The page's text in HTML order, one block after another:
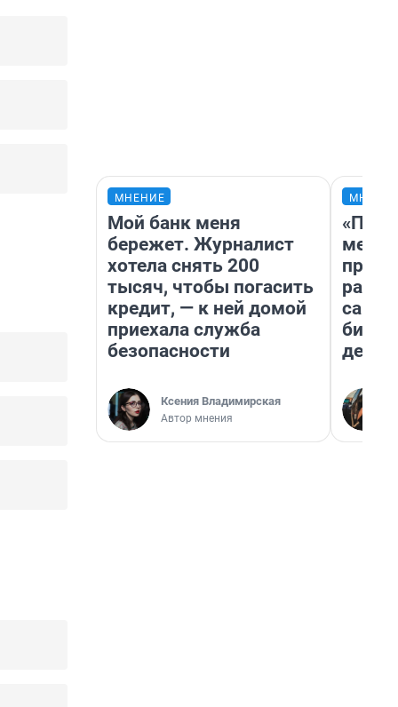
МНЕНИЕ
Мой банк меня
бережет. Журналист
хотела снять 200
тысяч, чтобы погасить
кредит, — к ней домой
приехала служба
безопасности
Ксения Владимирская
Автор мнения